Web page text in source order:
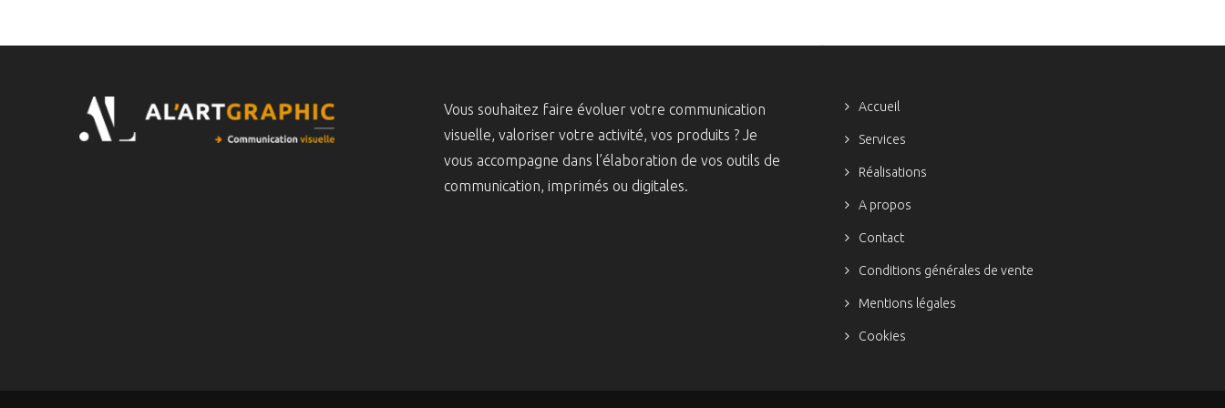
Vous souhaitez faire évoluer votre communication
visuelle, valoriser votre activité, vos produits ? Je
vous accompagne dans l’élaboration de vos outils de
communication, imprimés ou digitales.
Accueil
Services
Réalisations
A propos
Contact
Conditions générales de vente
Mentions légales
Cookies